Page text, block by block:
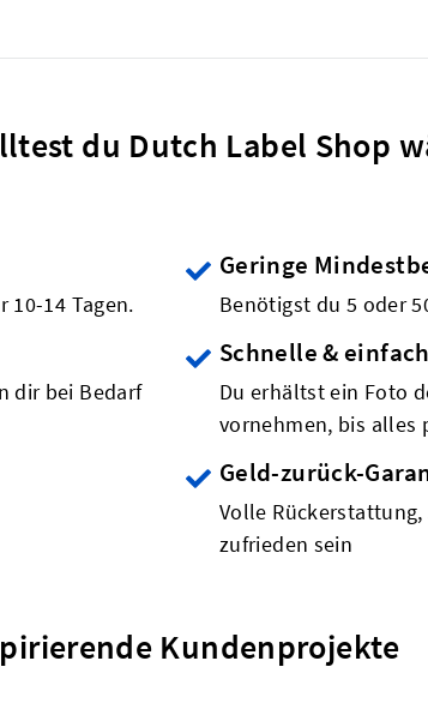
du Dutch Label Shop
14 Tagen.
Geringe
Benötigst du 5 oder
dir bei Bedarf
Schnelle &
Du erhältst ein Foto
vornehmen, bis alles
Geld-zurück-
Volle
zufrieden sein
Kundenprojekte